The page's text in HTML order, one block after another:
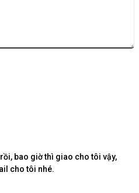
bao giờ thì giao cho tôi vậy,
cho tôi nhé.